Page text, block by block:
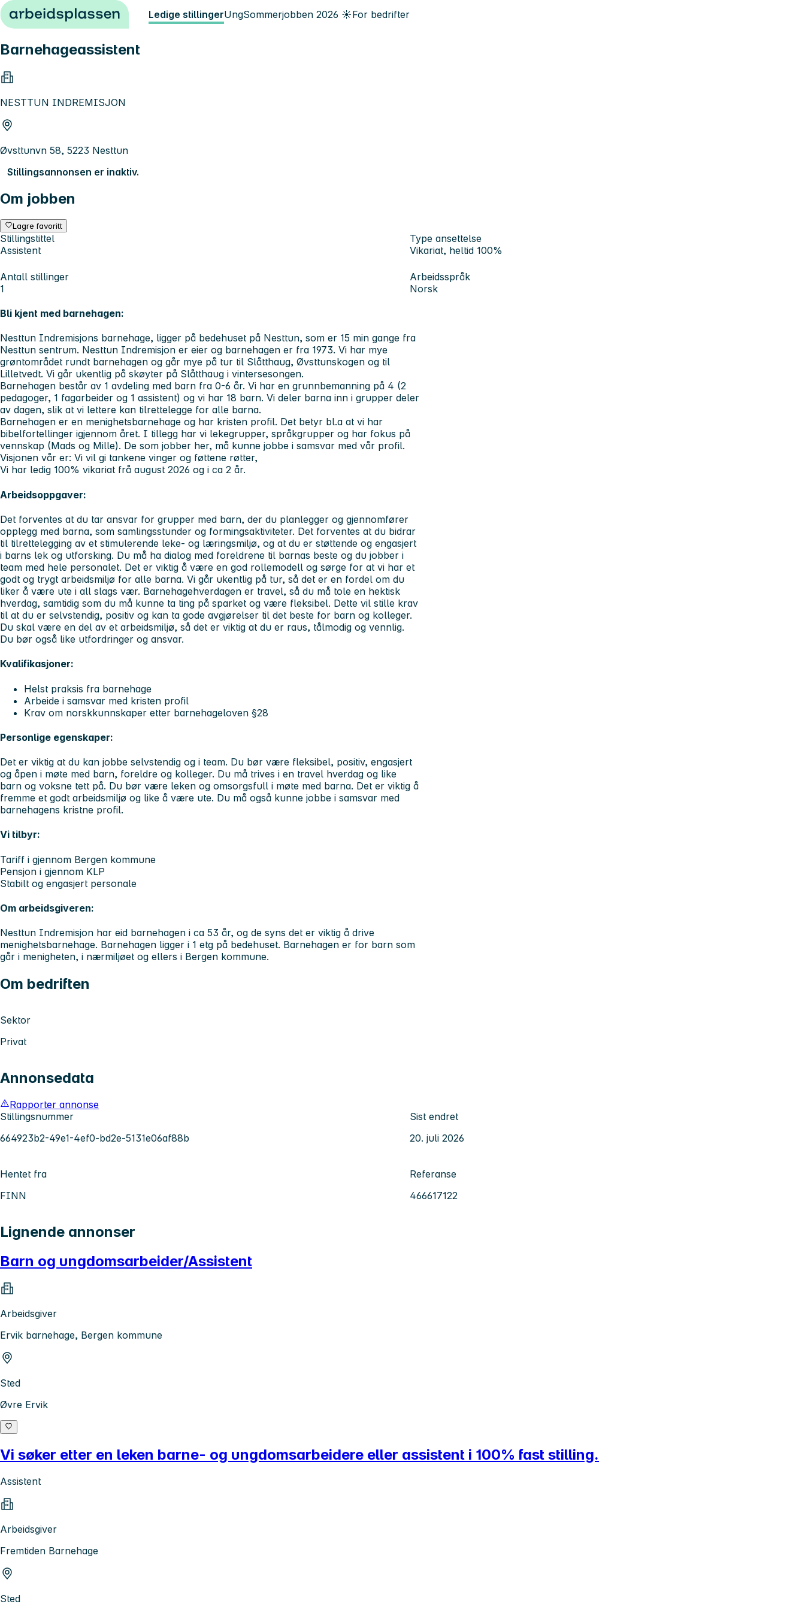
Hopp til innhold Ledige stillingerUngSommerjobben 2026 ☀️For bedrifter
Barnehageassistent
NESTTUN INDREMISJON
Øvsttunvn 58, 5223 Nesttun
Stillingsannonsen er inaktiv.
Om jobben
Lagre favoritt
Stillingstittel
Assistent
Type ansettelse
Vikariat, heltid 100%
Antall stillinger
1
Arbeidsspråk
Norsk
Bli kjent med barnehagen:
Nesttun Indremisjons barnehage, ligger på bedehuset på Nesttun, som er 15 min gange fra
Nesttun sentrum. Nesttun Indremisjon er eier og barnehagen er fra 1973. Vi har mye
grøntområdet rundt barnehagen og går mye på tur til Slåtthaug, Øvsttunskogen og til
Lilletvedt. Vi går ukentlig på skøyter på Slåtthaug i vintersesongen.
Barnehagen består av 1 avdeling med barn fra 0-6 år. Vi har en grunnbemanning på 4 (2
pedagoger, 1 fagarbeider og 1 assistent) og vi har 18 barn. Vi deler barna inn i grupper deler
av dagen, slik at vi lettere kan tilrettelegge for alle barna.
Barnehagen er en menighetsbarnehage og har kristen profil. Det betyr bl.a at vi har
bibelfortellinger igjennom året. I tillegg har vi lekegrupper, språkgrupper og har fokus på
vennskap (Mads og Mille). De som jobber her, må kunne jobbe i samsvar med vår profil.
Visjonen vår er: Vi vil gi tankene vinger og føttene røtter,
Vi har ledig 100% vikariat frå august 2026 og i ca 2 år.
Arbeidsoppgaver:
Det forventes at du tar ansvar for grupper med barn, der du planlegger og gjennomfører
opplegg med barna, som samlingsstunder og formingsaktiviteter. Det forventes at du bidrar
til tilrettelegging av et stimulerende leke- og læringsmiljø, og at du er støttende og engasjert
i barns lek og utforsking. Du må ha dialog med foreldrene til barnas beste og du jobber i
team med hele personalet. Det er viktig å være en god rollemodell og sørge for at vi har et
godt og trygt arbeidsmiljø for alle barna. Vi går ukentlig på tur, så det er en fordel om du
liker å være ute i all slags vær. Barnehagehverdagen er travel, så du må tole en hektisk
hverdag, samtidig som du må kunne ta ting på sparket og være fleksibel. Dette vil stille krav
til at du er selvstendig, positiv og kan ta gode avgjørelser til det beste for barn og kolleger.
Du skal være en del av et arbeidsmiljø, så det er viktig at du er raus, tålmodig og vennlig.
Du bør også like utfordringer og ansvar.
Kvalifikasjoner:
Helst praksis fra barnehage
Arbeide i samsvar med kristen profil
Krav om norskkunnskaper etter barnehageloven §28
Personlige egenskaper:
Det er viktig at du kan jobbe selvstendig og i team. Du bør være fleksibel, positiv, engasjert
og åpen i møte med barn, foreldre og kolleger. Du må trives i en travel hverdag og like
barn og voksne tett på. Du bør være leken og omsorgsfull i møte med barna. Det er viktig å
fremme et godt arbeidsmiljø og like å være ute. Du må også kunne jobbe i samsvar med
barnehagens kristne profil.
Vi tilbyr:
Tariff i gjennom Bergen kommune
Pensjon i gjennom KLP
Stabilt og engasjert personale
Om arbeidsgiveren:
Nesttun Indremisjon har eid barnehagen i ca 53 år, og de syns det er viktig å drive
menighetsbarnehage. Barnehagen ligger i 1 etg på bedehuset. Barnehagen er for barn som
går i menigheten, i nærmiljøet og ellers i Bergen kommune.
Om bedriften
Sektor
Privat
Annonsedata
Rapporter annonse
Stillingsnummer
664923b2-49e1-4ef0-bd2e-5131e06af88b
Sist endret
20. juli 2026
Hentet fra
FINN
Referanse
466617122
Lignende annonser
Barn og ungdomsarbeider/Assistent
Arbeidsgiver
Ervik barnehage, Bergen kommune
Sted
Øvre Ervik
Vi søker etter en leken barne- og ungdomsarbeidere eller assistent i 100% fast stilling.
Assistent
Arbeidsgiver
Fremtiden Barnehage
Sted